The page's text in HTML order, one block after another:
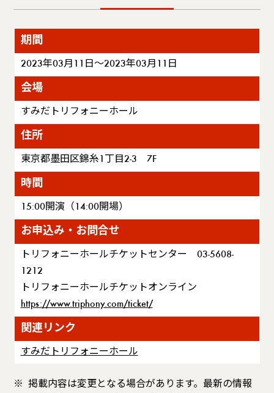
期間
2023年03月11日～2023年03月11日
会場
すみだトリフォニーホール
住所
東京都墨田区錦糸1丁目2-3 7F
時間
15:00開演（14:00開場）
お申込み・お問合せ
トリフォニーホールチケットセンター 03-5608-
1212
トリフォニーホールチケットオンライン
https://www.triphony.com/ticket/
関連リンク
すみだトリフォニーホール
掲載内容は変更となる場合があります。最新の情報